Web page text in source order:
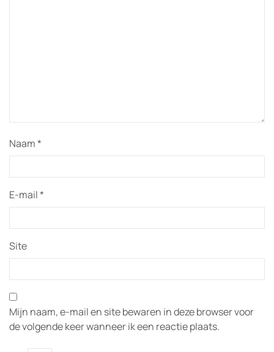
Naam*
E-mail*
Site
Mijn naam, e-mail en site bewaren in deze browser voor
de volgende keer wanneer ik een reactie plaats.